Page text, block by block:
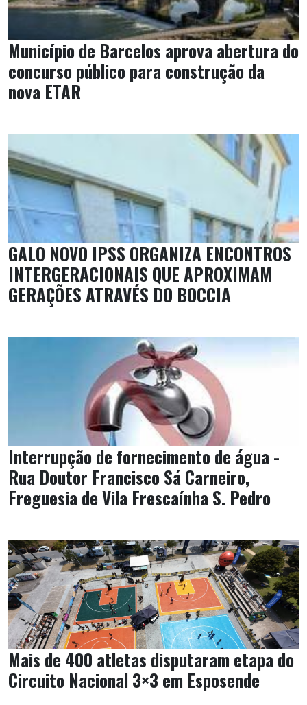
Município de Barcelos aprova abertura do
concurso público para construção da
nova ETAR
GALO NOVO IPSS ORGANIZA ENCONTROS
INTERGERACIONAIS QUE APROXIMAM
GERAÇÕES ATRAVÉS DO BOCCIA
Interrupção de fornecimento de água -
Rua Doutor Francisco Sá Carneiro,
Freguesia de Vila Frescaínha S. Pedro
Mais de 400 atletas disputaram etapa do
Circuito Nacional 3×3 em Esposende